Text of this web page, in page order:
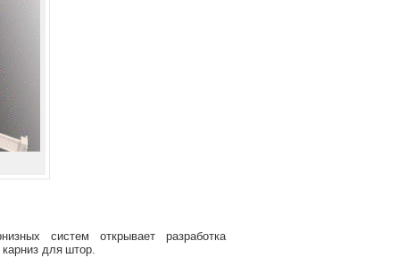
систем открывает разработка
для штор.